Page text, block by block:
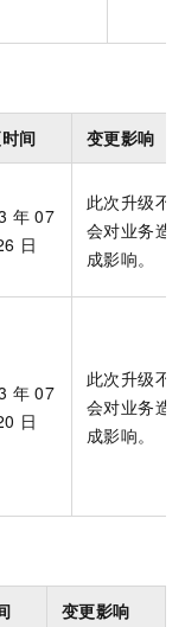
间 变更影响
年 07
日
此次升级不
会对业务造
成影响。
年 07
日
此次升级不
会对业务造
成影响。
变更影响